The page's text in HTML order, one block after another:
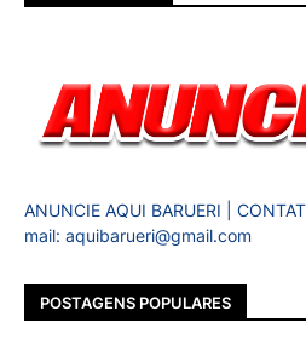
ANUNCIE AQUI BARUERI |
mail: aquibarueri@gmail.com
POSTAGENS POPULARES